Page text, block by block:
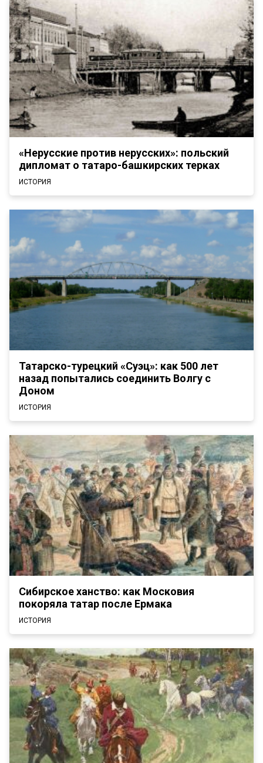
«Нерусские против нерусских»: польский
дипломат о татаро-башкирских терках
ИСТОРИЯ
Татарско-турецкий «Суэц»: как 500 лет
назад попытались соединить Волгу с
Доном
ИСТОРИЯ
Сибирское ханство: как Московия
покоряла татар после Ермака
ИСТОРИЯ